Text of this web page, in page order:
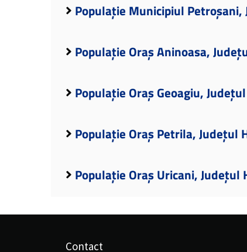
Populație Municipiul Petroșani,
Populație Oraș Aninoasa,
Populație Oraș Geoagiu,
Populație Oraș Petrila, Județul
Populație Oraș Uricani, Județul
Contact